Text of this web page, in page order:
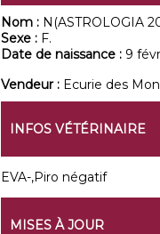
Nom : N(ASTROLOGIA
Sexe : F.
Date de naissance : 9
Vendeur : Ecurie des
INFOS VÉTÉRINAIRE
EVA-,Piro négatif
MISES À JOUR